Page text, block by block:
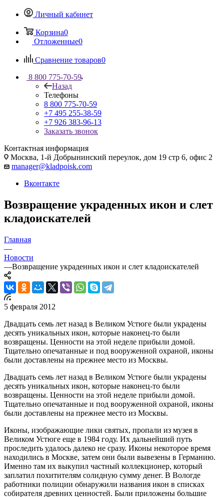
Личный кабинет
Корзина0
Отложенные0
Сравнение товаров0
8 800 775-70-59
Назад
Телефоны
8 800 775-70-59
+7 495 255-38-59
+7 926 383-96-13
Заказать звонок
Контактная информация
Москва, 1-й Добрынинский переулок, дом 19 стр 6, офис 2
manager@kladpoisk.com
Вконтакте
Возвращение украденных икон и слет
кладоискателей
Главная
—
Новости
—Возвращение украденных икон и слет кладоискателей
5 февраля 2012
Двадцать семь лет назад в Великом Устюге были украдены
десять уникальных икон, которые наконец-то были
возвращены. Ценности на этой неделе прибыли домой.
Тщательно опечатанные и под вооруженной охраной, иконы
были доставлены на прежнее место из Москвы.
Двадцать семь лет назад в Великом Устюге были украдены
десять уникальных икон, которые наконец-то были
возвращены. Ценности на этой неделе прибыли домой.
Тщательно опечатанные и под вооруженной охраной, иконы
были доставлены на прежнее место из Москвы.
Иконы, изображающие лики святых, пропали из музея в
Великом Устюге еще в 1984 году. Их дальнейший путь
проследить удалось далеко не сразу. Иконы некоторое время
находились в Москве, затем они были вывезены в Германию.
Именно там их выкупил частный коллекционер, который
заплатил похитителям солидную сумму денег. В Вологде
работники полиции обнаружили названия икон в списках
собирателя древних ценностей. Были приложены большие